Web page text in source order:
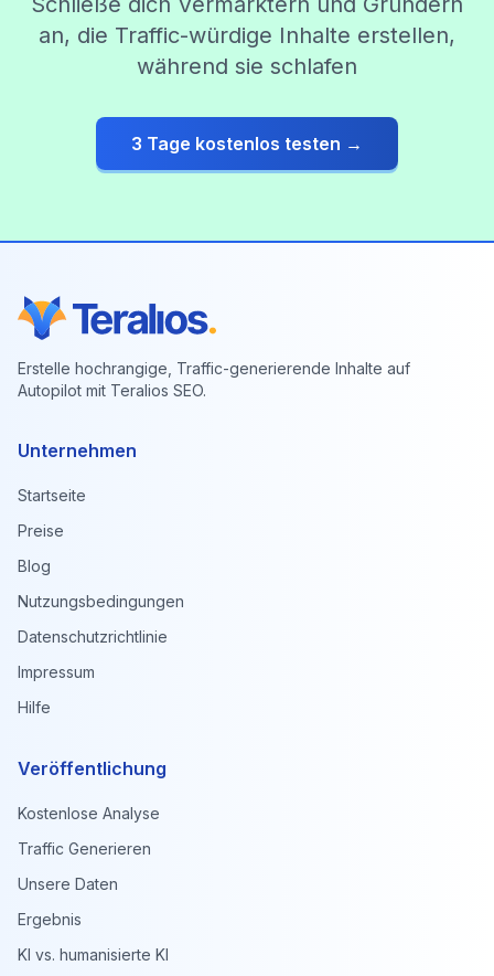
an, die Traffic-würdige Inhalte erstellen,
während sie schlafen
3 Tage kostenlos testen →
Erstelle hochrangige, Traffic-generierende Inhalte auf
Autopilot mit Teralios SEO.
Unternehmen
Startseite
Preise
Blog
Nutzungsbedingungen
Datenschutzrichtlinie
Impressum
Hilfe
Veröffentlichung
Kostenlose Analyse
Traffic Generieren
Unsere Daten
Ergebnis
KI vs. humanisierte KI